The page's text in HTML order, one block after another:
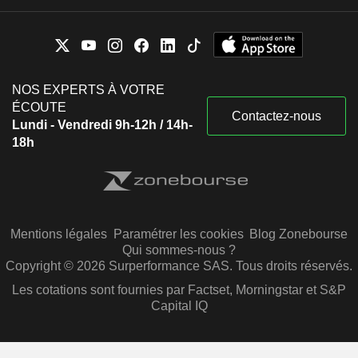
NOS EXPERTS À VOTRE
ÉCOUTE
Lundi - Vendredi 9h-12h / 14h-
18h
Contactez-nous
Mentions légales Paramétrer les cookies Blog Zonebourse
Qui sommes-nous ?
Copyright © 2026 Surperformance SAS. Tous droits réservés.
Les cotations sont fournies par Factset, Morningstar et S&P
Capital IQ